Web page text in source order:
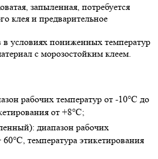
запыленная, потребуется
клея и предварительное
условиях пониженных температур
с морозостойким клеем.
рабочих температур от -10°C до
от +8°C;
диапазон рабочих
температура этикетирования